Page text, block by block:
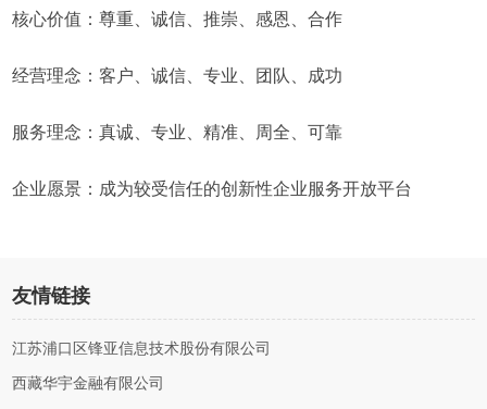
核心价值：尊重、诚信、推崇、感恩、合作
经营理念：客户、诚信、专业、团队、成功
服务理念：真诚、专业、精准、周全、可靠
企业愿景：成为较受信任的创新性企业服务开放平台
友情链接
江苏浦口区锋亚信息技术股份有限公司
西藏华宇金融有限公司